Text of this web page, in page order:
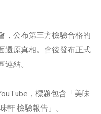
，公布第三方檢驗合格的
還原真相。會後發布正式
結。
，標題包含「美味
軒 檢驗報告」。